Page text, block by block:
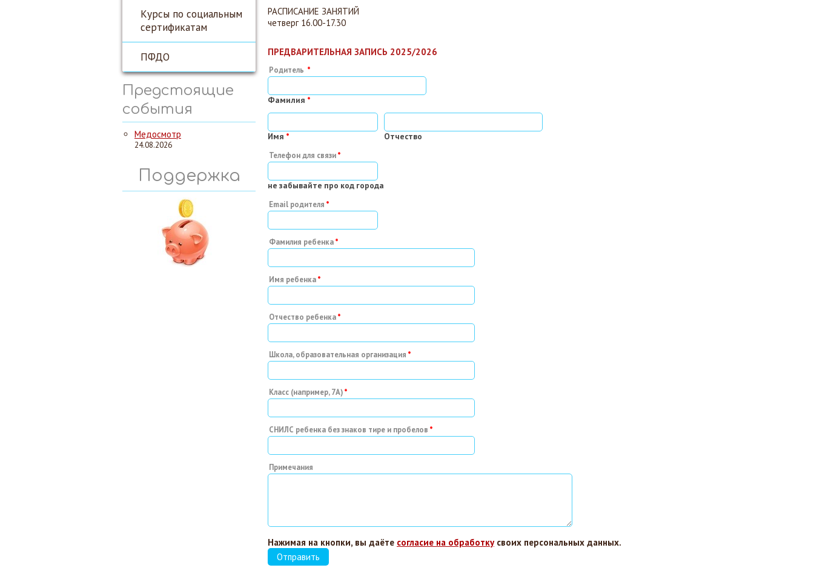
Курсы по социальным
сертификатам
ПФДО
Предстоящие
события
Медосмотр
24.08.2026
Поддержка
РАСПИСАНИЕ ЗАНЯТИЙ
четверг 16.00-17.30
ПРЕДВАРИТЕЛЬНАЯ ЗАПИСЬ 2025/2026
Родитель
Фамилия *
Имя * Отчество
Телефон для связи
не забывайте про код города
Email родителя
Фамилия ребенка
Имя ребенка
Отчество ребенка
Школа, образовательная организация
Класс (например, 7А)
СНИЛС ребенка без знаков тире и пробелов
Примечания
Нажимая на кнопки, вы даёте согласие на обработкусвоих персональных данных.
Отправить